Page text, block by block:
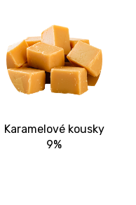
Karamelové kousky
9%